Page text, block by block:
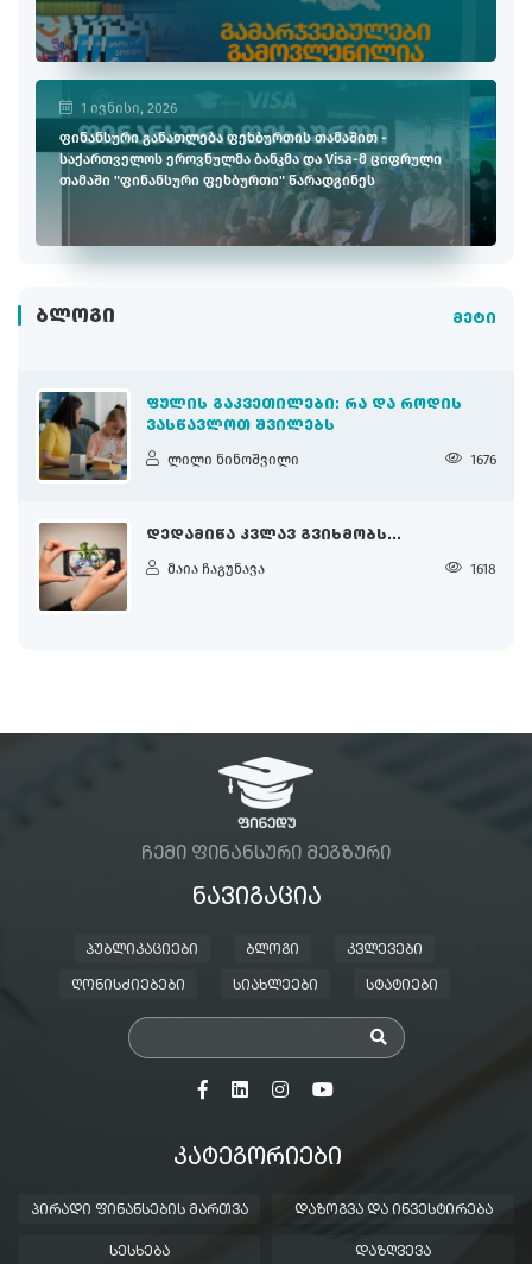
1 ივნისი, 2026
ფინანსური განათლება ფეხბურთის თამაშით -
საქართველოს ეროვნულმა ბანკმა და Visa-მ ციფრული
თამაში "ფინანსური ფეხბურთი" წარადგინეს
ᲑᲚᲝᲒᲘ მეტი
ᲤᲣᲚᲘᲡ ᲒᲐᲙᲕᲔᲗᲘᲚᲔᲑᲘ: ᲠᲐ ᲓᲐ ᲠᲝᲓᲘᲡ
ᲕᲐᲡᲬᲐᲕᲚᲝᲗ ᲨᲕᲘᲚᲔᲑᲡ
ლილი ნინოშვილი 1676
ᲓᲔᲓᲐᲛᲘᲬᲐ ᲙᲕᲚᲐᲕ ᲒᲕᲘᲮᲛᲝᲑᲡ...
მაია ჩაგუნავა 1618
ᲩᲔᲛᲘ ᲤᲘᲜᲐᲜᲡᲣᲠᲘ ᲛᲔᲒᲖᲣᲠᲘ
ᲜᲐᲕᲘᲒᲐᲪᲘᲐ
ᲞᲣᲑᲚᲘᲙᲐᲪᲘᲔᲑᲘ ᲑᲚᲝᲒᲘ ᲙᲕᲚᲔᲕᲔᲑᲘ
ᲦᲝᲜᲘᲡᲫᲘᲔᲑᲔᲑᲘ ᲡᲘᲐᲮᲚᲔᲔᲑᲘ ᲡᲢᲐᲢᲘᲔᲑᲘ
ᲙᲐᲢᲔᲒᲝᲠᲘᲔᲑᲘ
ᲞᲘᲠᲐᲓᲘ ᲤᲘᲜᲐᲜᲡᲔᲑᲘᲡ ᲛᲐᲠᲗᲕᲐ ᲓᲐᲖᲝᲒᲕᲐ ᲓᲐ ᲘᲜᲕᲔᲡᲢᲘᲠᲔᲑᲐ
ᲡᲔᲡᲮᲔᲑᲐ ᲓᲐᲖᲦᲕᲔᲕᲐ